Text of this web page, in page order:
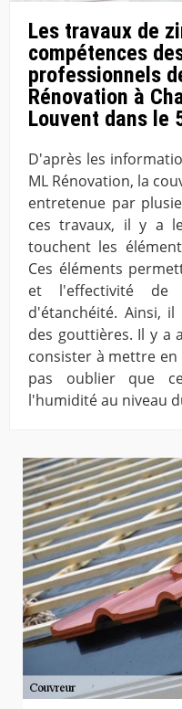
Les travaux de
compétences
professionnels
Rénovation à
Louvent dans le
D'après les
ML Rénovation, la
entretenue par
ces travaux, il y a
touchent les
Ces éléments
et l'effectivité de
d'étanchéité. Ainsi,
des gouttières. Il y a
consister à mettre en
pas oublier que
l'humidité au niveau